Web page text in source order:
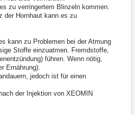
zu verringertem Blinzeln kommen.
der Hornhaut kann es zu
kann zu Problemen bei der Atmung
Stoffe einzuatmen. Fremdstoffe,
führen. Wenn nötig,
Ernährung).
jedoch ist für einen
der Injektion von XEOMIN